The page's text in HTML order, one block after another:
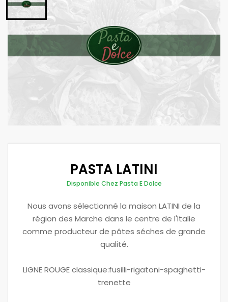
PASTA LATINI
Disponible Chez Pasta E Dolce
Nous avons sélectionné la maison LATINI de la
région des Marche dans le centre de l'Italie
comme producteur de pâtes séches de grande
qualité.
LIGNE ROUGE classique:fusilli-rigatoni-spaghetti-
trenette